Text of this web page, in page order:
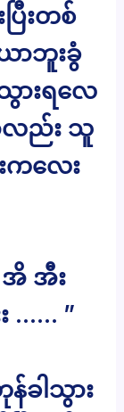
ြီးတစ်
ာဘူးခွံ
ားရလေ
လည်း သူ
ကလေး
အီး
…… ”
ခါသွား